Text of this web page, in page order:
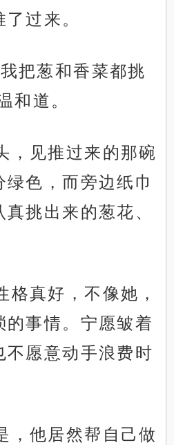
过来。
把葱和香菜都挑
和道。
，见推过来的那碗
色，而旁边纸巾
真挑出来的葱花、
格真好，不像她，
的事情。宁愿皱着
不愿意动手浪费时
，他居然帮自己做